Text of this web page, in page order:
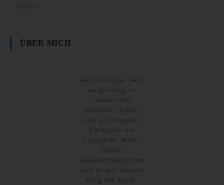
ÜBER MICH
Der Parktiger liebt
es günstig zu
reisen und
betreibt zudem
den günstigsten
Parkplatz am
Flughafen Wien.
Seine
Reiseschnäppchen
teilt er auf diesem
Blog mit Euch.